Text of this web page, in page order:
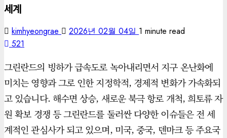
세계
kimhyeongrae 2026년 02월 04일 1 minute read
521
그린란드의 빙하가 급속도로 녹아내리면서 지구 온난화에
미치는 영향과 그로 인한 지정학적, 경제적 변화가 가속화되
고 있습니다. 해수면 상승, 새로운 북극 항로 개척, 희토류 자
원 확보 경쟁 등 그린란드를 둘러싼 다양한 이슈들은 전 세
계적인 관심사가 되고 있으며, 미국, 중국, 덴마크 등 주요국